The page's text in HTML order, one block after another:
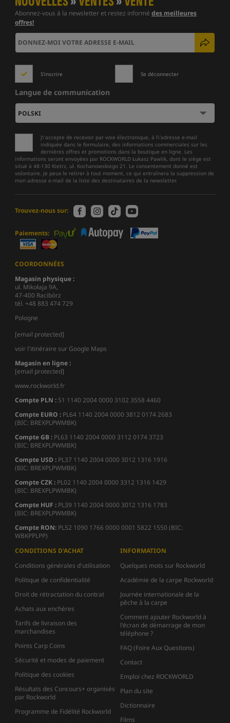
Abonnez-vous à la newsletter et restez informé des meilleures
offres!
S'inscrire Se déconnecter
Langue de communication
J\'accepte de recevoir par voie électronique, à l\'adresse e-mail
indiquée dans le formulaire, des informations commerciales sur les
dernières offres et promotions dans la boutique en ligne. Les
informations seront envoyées par ROCKWORLD Łukasz Pawlik, dont le siège est
situé à 48-130 Kietrz, ul. Kochanowskiego 21. Le consentement donné est
volontaire. Je peux le retirer à tout moment, ce qui entraînera la suppression de
mon adresse e-mail de la liste des destinataires de la newsletter.
Trouvez-nous sur:
Paiements:
COORDONNÉES
Magasin physique :
ul. Mikołaja 9A,
47-400 Racibórz
tél. +48 883 474 729
Pologne
[email protected]
voir l'itinéraire sur Google Maps
Magasin en ligne :
[email protected]
www.rockworld.fr
Compte PLN : 51 1140 2004 0000 3102 3558 4460
Compte EURO : PL64 1140 2004 0000 3812 0174 2683
(BIC: BREXPLPWMBK)
Compte GB : PL63 1140 2004 0000 3112 0174 3723
(BIC: BREXPLPWMBK)
Compte USD : PL37 1140 2004 0000 3012 1316 1916
(BIC: BREXPLPWMBK)
Compte CZK : PL02 1140 2004 0000 3312 1316 1429
(BIC: BREXPLPWMBK)
Compte HUF : PL39 1140 2004 0000 3012 1316 1783
(BIC: BREXPLPWMBK)
Compte RON: PL52 1090 1766 0000 0001 5822 1550 (BIC:
WBKPPLPP)
CONDITIONS D'ACHAT
Conditions générales d'utilisation
Politique de confidentialité
Droit de rétractation du contrat
Achats aux enchères
Tarifs de livraison des
marchandises
Points Carp Coins
Sécurité et modes de paiement
Politique des cookies
Résultats des Concours+ organisés
par Rockworld
Programme de Fidélité Rockworld
INFORMATION
Quelques mots sur Rockworld
Académie de la carpe Rockworld
Journée internationale de la
pêche à la carpe
Comment ajouter Rockworld à
l'écran de démarrage de mon
téléphone ?
FAQ (Foire Aux Questions)
Contact
Emploi chez ROCKWORLD
Plan du site
Dictionnaire
Films